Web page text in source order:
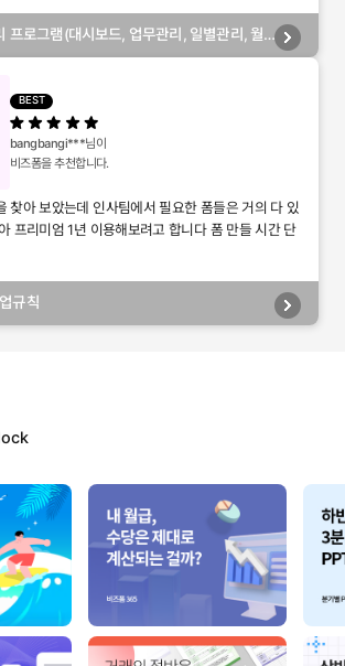
프로그램(대시보드, 업무관리, 일별관리, 월
BEST
bangbangi***님이
비즈폼을 추천합니다.
찾아 보았는데 인사팀에서 필요한 폼들은 거의 다 있
프리미엄 1년 이용해보려고 합니다 폼 만들 시간 단
규칙